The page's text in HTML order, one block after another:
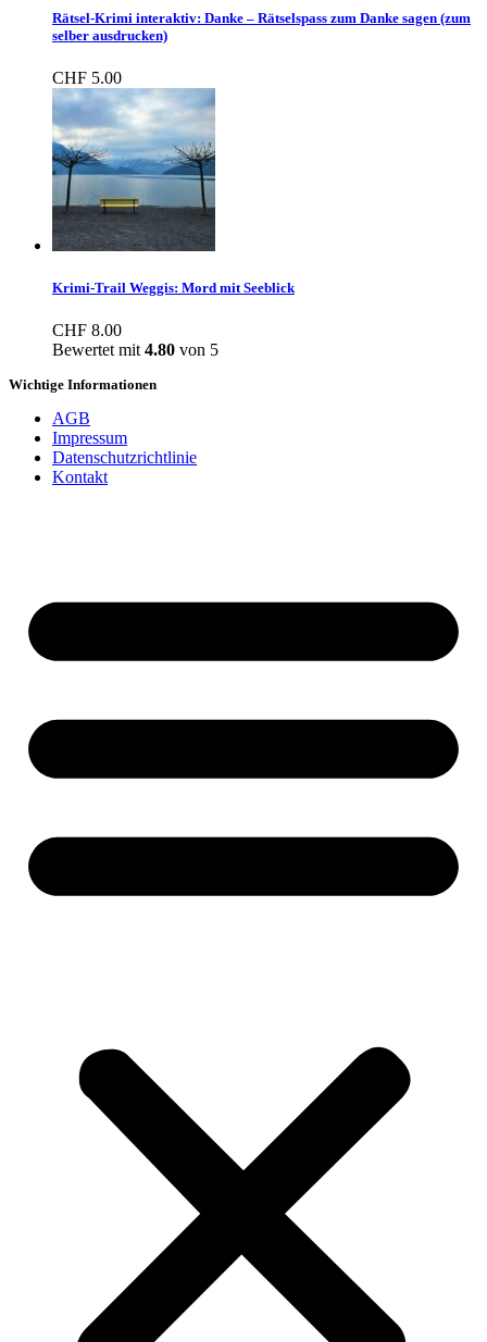
Rätsel-Krimi interaktiv: Danke – Rätselspass zum Danke sagen (zum
selber ausdrucken)
CHF 5.00
Krimi-Trail Weggis: Mord mit Seeblick
CHF 8.00
Bewertet mit 4.80 von 5
Wichtige Informationen
AGB
Impressum
Datenschutzrichtlinie
Kontakt